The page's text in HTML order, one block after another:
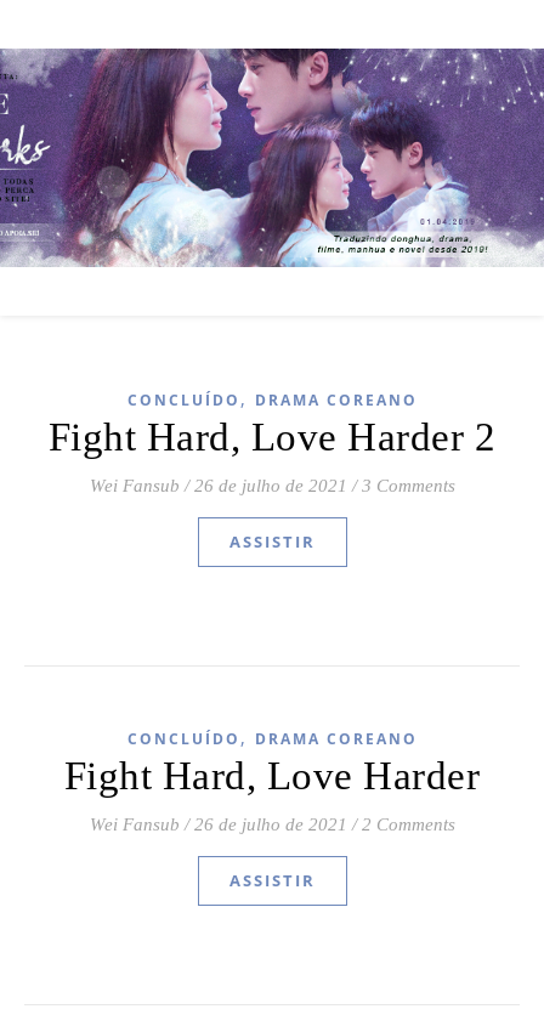
CONCLUÍDO , DRAMA COREANO
Fight Hard, Love Harder 2
Wei Fansub / 26 de julho de 2021 / 3 Comments
ASSISTIR
CONCLUÍDO , DRAMA COREANO
Fight Hard, Love Harder
Wei Fansub / 26 de julho de 2021 / 2 Comments
ASSISTIR